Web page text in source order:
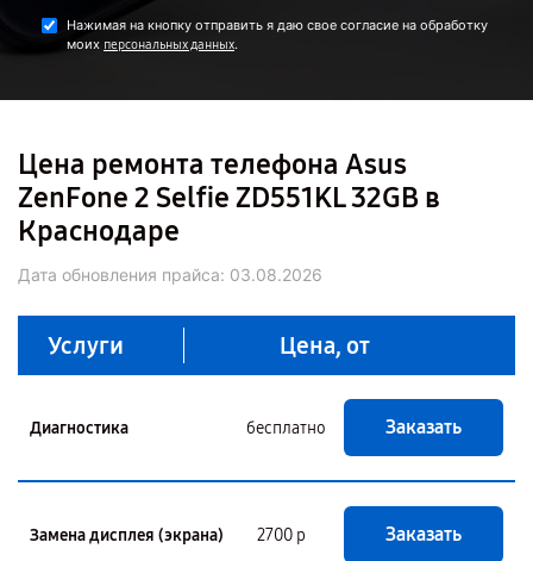
Нажимая на кнопку отправить я даю свое согласие на обработку
моих персональных данных.
Цена ремонта телефона Asus
ZenFone 2 Selfie ZD551KL 32GB в
Краснодаре
Дата обновления прайса: 03.08.2026
Услуги Цена, от
Диагностика бесплатно Заказать
Замена дисплея (экрана) 2700 р Заказать